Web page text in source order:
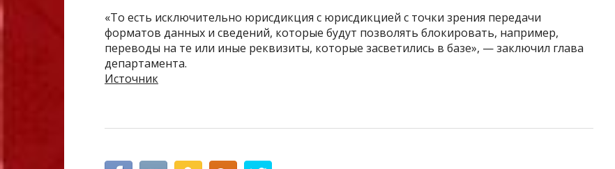
«То есть исключительно юрисдикция с юрисдикцией с точки зрения передачи
форматов данных и сведений, которые будут позволять блокировать, например,
переводы на те или иные реквизиты, которые засветились в базе», — заключил глава
департамента.
Источник